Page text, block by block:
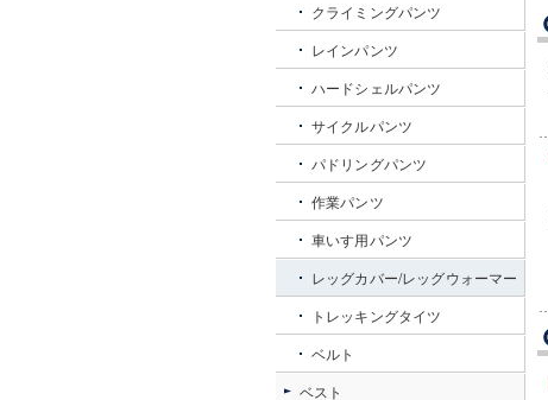
クライミングパンツ
レインパンツ
ハードシェルパンツ
サイクルパンツ
パドリングパンツ
作業パンツ
車いす用パンツ
レッグカバー/レッグウォーマー
トレッキングタイツ
ベルト
ベスト